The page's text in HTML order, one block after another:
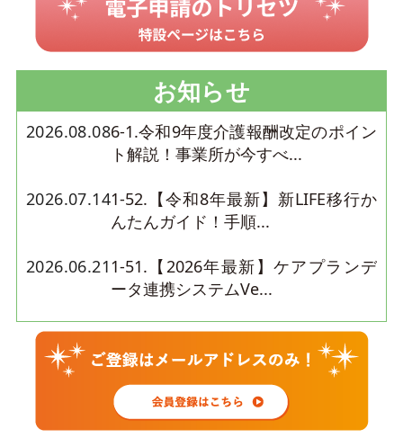
お知らせ
2026.08.086-1.令和9年度介護報酬改定のポイン
ト解説！事業所が今すべ...
2026.07.141-52.【令和8年最新】新LIFE移行か
んたんガイド！手順...
2026.06.211-51.【2026年最新】ケアプランデ
ータ連携システムVe...
2026.06.143‑21．2026年義務化の介護カスハラ
対応（第3弾）｜運営...
2-27.【2026年最新】介護情報基盤
とは？介護事業所が今...